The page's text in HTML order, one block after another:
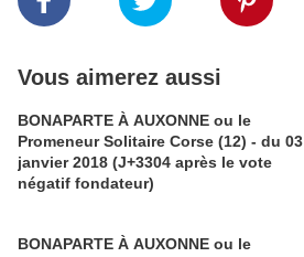
Vous aimerez aussi
BONAPARTE À AUXONNE ou le
Promeneur Solitaire Corse (12) - du 03
janvier 2018 (J+3304 après le vote
négatif fondateur)
BONAPARTE À AUXONNE ou le